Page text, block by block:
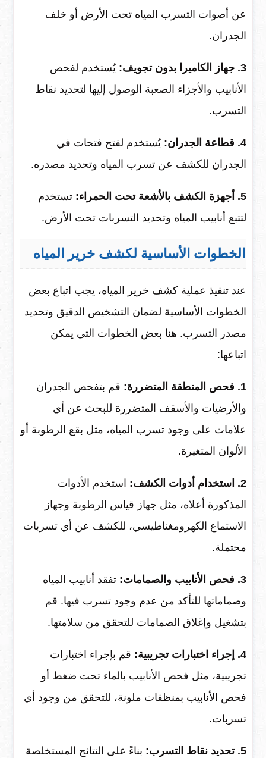
عن أصوات التسرب المياه تحت الأرض أو خلف
الجدران.
3. جهاز الكاميرا بدون تجويف:
يُستخدم لفحص
الأنابيب والأجزاء الصعبة الوصول إليها لتحديد نقاط
التسرب.
4. قطاعة الجدران:
يُستخدم لفتح فتحات في
الجدران للكشف عن تسرب المياه وتحديد مصدره.
5. أجهزة الكشف بالأشعة تحت الحمراء:
تستخدم
لتتبع أنابيب المياه وتحديد التسربات تحت الأرض.
الخطوات الأساسية لكشف خرير المياه
عند تنفيذ عملية كشف خرير المياه، يجب اتباع بعض
الخطوات الأساسية لضمان التشخيص الدقيق وتحديد
مصدر التسرب. هنا بعض الخطوات التي يمكن
اتباعها:
1. فحص المنطقة المتضررة:
قم بتفحص الجدران
والأرضيات والأسقف المتضررة للبحث عن أي
علامات على وجود تسرب المياه، مثل بقع الرطوبة أو
الألوان المتغيرة.
2. استخدام أدوات الكشف:
استخدم الأدوات
المذكورة أعلاه، مثل جهاز قياس الرطوبة وجهاز
الاستماع الكهرومغناطيسي، للكشف عن أي تسربات
محتملة.
3. فحص الأنابيب والصمامات:
تفقد أنابيب المياه
وصماماتها للتأكد من عدم وجود تسرب فيها. قم
بتشغيل وإغلاق الصمامات للتحقق من سلامتها.
4. إجراء اختبارات تجريبية:
قم بإجراء اختبارات
تجريبية، مثل فحص الأنابيب بالماء تحت ضغط أو
فحص الأنابيب بمنظفات ملونة، للتحقق من وجود أي
تسربات.
5. تحديد نقاط التسرب:
بناءً على النتائج المستخلصة